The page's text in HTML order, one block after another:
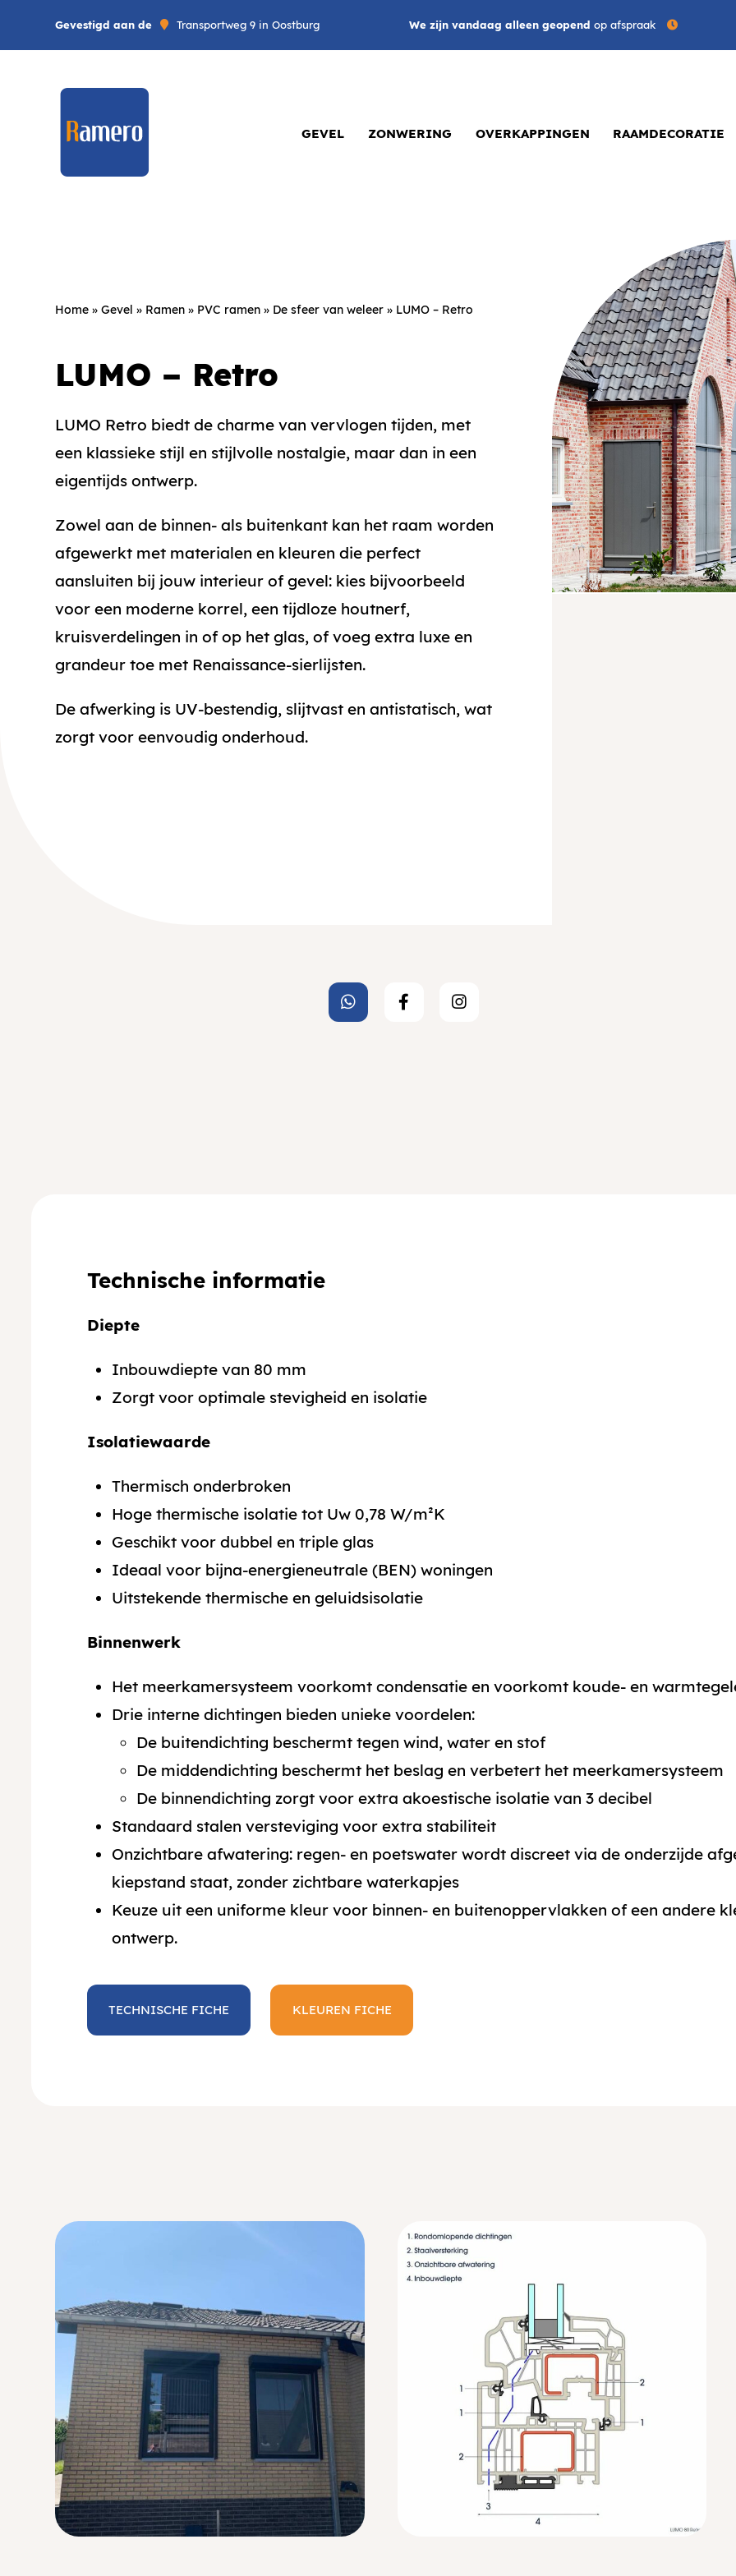
Gevestigd aan de Transportweg 9 in Oostburg We zijn vandaag alleen geopend op afspraak
GEVEL ZONWERING OVERKAPPINGEN RAAMDECORATIE
Home »Gevel » Ramen » PVC ramen » De sfeer van weleer » LUMO – Retro
LUMO – Retro
LUMO Retro biedt de charme van vervlogen tijden, met
een klassieke stijl en stijlvolle nostalgie, maar dan in een
eigentijds ontwerp.
Zowel aan de binnen- als buitenkant kan het raam worden
afgewerkt met materialen en kleuren die perfect
aansluiten bij jouw interieur of gevel: kies bijvoorbeeld
voor een moderne korrel, een tijdloze houtnerf,
kruisverdelingen in of op het glas, of voeg extra luxe en
grandeur toe met Renaissance-sierlijsten.
De afwerking is UV-bestendig, slijtvast en antistatisch, wat
zorgt voor eenvoudig onderhoud.
Technische informatie
Diepte
Inbouwdiepte van 80 mm
Zorgt voor optimale stevigheid en isolatie
Isolatiewaarde
Thermisch onderbroken
Hoge thermische isolatie tot Uw 0,78 W/m²K
Geschikt voor dubbel en triple glas
Ideaal voor bijna-energieneutrale (BEN) woningen
Uitstekende thermische en geluidsisolatie
Binnenwerk
Het meerkamersysteem voorkomt condensatie en voorkomt koude- en
Drie interne dichtingen bieden unieke voordelen:
De buitendichting beschermt tegen wind, water en stof
De middendichting beschermt het beslag en verbetert het meerkamersysteem
De binnendichting zorgt voor extra akoestische isolatie van 3 decibel
Standaard stalen versteviging voor extra stabiliteit
Onzichtbare afwatering: regen- en poetswater wordt discreet via de onderzijde
kiepstand staat, zonder zichtbare waterkapjes
Keuze uit een uniforme kleur voor binnen- en buitenoppervlakken of een andere
ontwerp.
TECHNISCHE FICHE KLEUREN FICHE